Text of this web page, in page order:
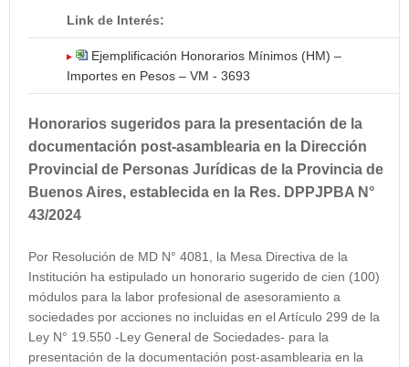
Link de Interés:
Ejemplificación Honorarios Mínimos (HM) –
Importes en Pesos – VM - 3693
Honorarios sugeridos para la presentación de la
documentación post-asamblearia en la Dirección
Provincial de Personas Jurídicas de la Provincia de
Buenos Aires, establecida en la Res. DPPJPBA N°
43/2024
Por Resolución de MD N° 4081, la Mesa Directiva de la
Institución ha estipulado un honorario sugerido de cien (100)
módulos para la labor profesional de asesoramiento a
sociedades por acciones no incluidas en el Artículo 299 de la
Ley N° 19.550 -Ley General de Sociedades- para la
presentación de la documentación post-asamblearia en la